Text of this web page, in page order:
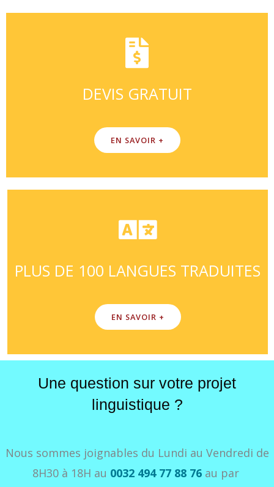
DEVIS GRATUIT
EN SAVOIR +
PLUS DE 100 LANGUES TRADUITES
EN SAVOIR +
Une question sur votre projet
linguistique ?
Nous sommes joignables du Lundi au Vendredi de
8H30 à 18H au 0032 494 77 88 76 au par